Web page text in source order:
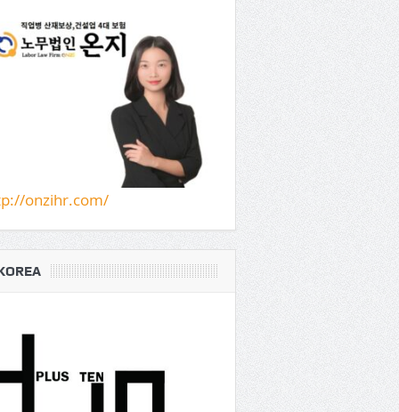
onzihr.com/